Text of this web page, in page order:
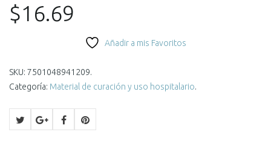
$16.69
Añadir a mis Favoritos
SKU: 7501048941209.
Categoría: Material de curación y uso hospitalario.